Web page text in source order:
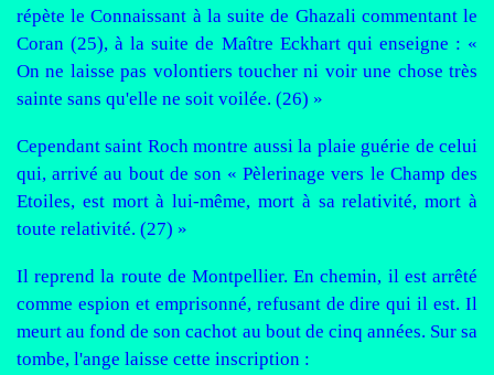
répète le Connaissant à la suite de Ghazali commentant le
Coran (25), à la suite de Maître Eckhart qui enseigne : «
On ne laisse pas volontiers toucher ni voir une chose très
sainte sans qu'elle ne soit voilée. (26) »
Cependant saint Roch montre aussi la plaie guérie de celui
qui, arrivé au bout de son « Pèlerinage vers le Champ des
Etoiles, est mort à lui-même, mort à sa relativité, mort à
toute relativité. (27) »
Il reprend la route de Montpellier. En chemin, il est arrêté
comme espion et emprisonné, refusant de dire qui il est. Il
meurt au fond de son cachot au bout de cinq années. Sur sa
tombe, l'ange laisse cette inscription :